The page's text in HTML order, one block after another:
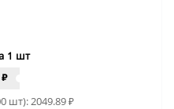
1 шт
₽
шт):2049.89₽